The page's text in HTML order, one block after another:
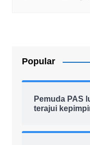
Popular
Pemuda PAS
terajui